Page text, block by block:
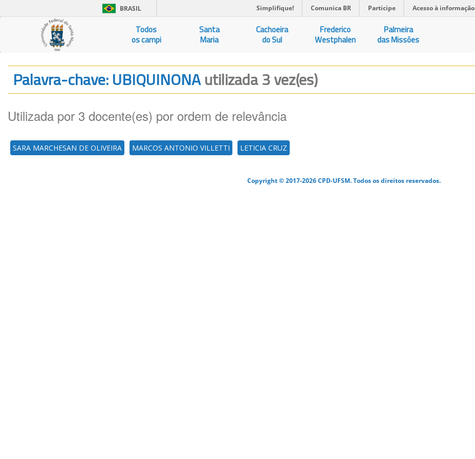
BRASIL Simplifique! Comunica BR Participe Acesso à informação
Todos
os campi
Santa
Maria
Cachoeira
do Sul
Frederico
Westphalen
Palmeira
das Missões
Palavra-chave: UBIQUINONAutilizada 3 vez(es)
Utilizada por 3 docente(es) por ordem de relevância
SARA MARCHESAN DE OLIVEIRA MARCOS ANTONIO VILLETTI LETICIA CRUZ
Copyright © 2017-2026 CPD-UFSM. Todos os direitos reservados.